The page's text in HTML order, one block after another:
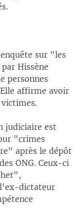
sur "les
Hissène
personnes
affirme avoir
judiciaire est
"crimes
après le dépôt
ONG. Ceux-ci
dictateur